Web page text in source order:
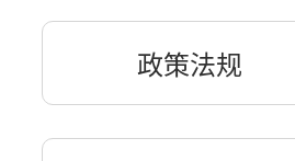
政策法规